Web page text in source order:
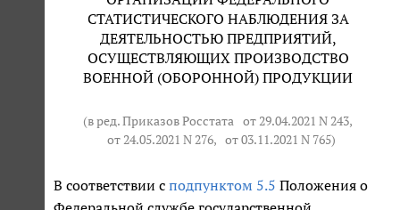
СТАТИСТИЧЕСКОГО НАБЛЮДЕНИЯ ЗА
ДЕЯТЕЛЬНОСТЬЮ ПРЕДПРИЯТИЙ,
ОСУЩЕСТВЛЯЮЩИХ ПРОИЗВОДСТВО
ВОЕННОЙ (ОБОРОННОЙ) ПРОДУКЦИИ
(в ред. Приказов Росстата от 29.04.2021 N 243,
от 24.05.2021 N 276, от 03.11.2021 N 765)
В соответствии с подпунктом 5.5 Положения о